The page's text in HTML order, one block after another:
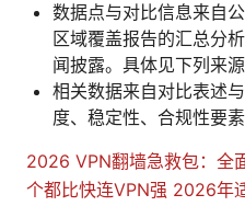
数据点与对比信息来自
区域覆盖报告的汇总分
闻披露。具体见下列来
相关数据来自对比表述
度、稳定性、合规性要素
2026 VPN翻墙急救包：全
个都比快连VPN强 2026年